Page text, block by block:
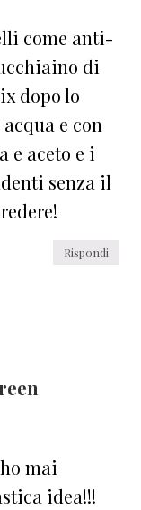
come anti-
di
dopo lo
e con
e aceto e i
senza il
Rispondi
mai
idea!!!